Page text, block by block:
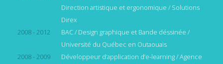
Direction artistique et ergonomique / Solutions
Direx
2008 - 2012
BAC / Design graphique et Bande déssinée /
Université du Québec en Outaouais
2008 - 2009
Développeur d’application d’e-learning / Agence